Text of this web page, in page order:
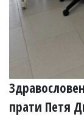
прати Петя